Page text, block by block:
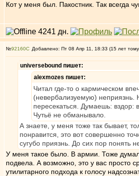
Кот у меня был. Пакостник. Так всегда
№92160 Добавлено: Пт 08 Апр 11, 18:33 (15 лет
universebound пишет:
alexmozes пишет:
Читал где-то о кармическом
(невербализуемую) неприязнь.
пересекаться. Думаешь:
Чутьё не обманывало.
А знаете, у меня тоже так бывает,
понравится, это вот совершенно
сугубо приязнь. До сих пор понять
У меня такое было. В армии. Тоже
подвела. А возможно, это у вас просто
утилитарного подхода к голосу